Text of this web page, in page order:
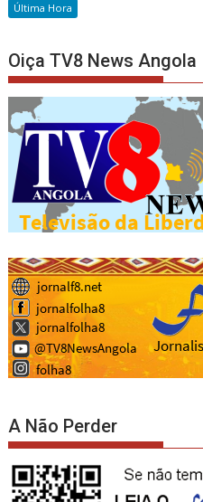
Última Hora
Oiça TV8 News Angola
A Não Perder